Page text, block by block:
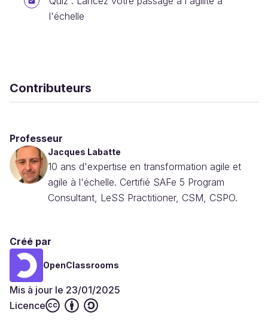
l'échelle
Contributeurs
Professeur
Jacques Labatte
10 ans d'expertise en transformation agile et
agile à l'échelle. Certifié SAFe 5 Program
Consultant, LeSS Practitioner, CSM, CSPO.
Créé par
OpenClassrooms
Mis à jour le 23/01/2025
Licence